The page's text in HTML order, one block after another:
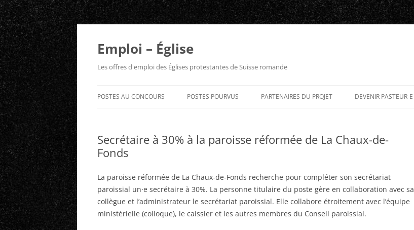
Aller
Emploi – Église
Les offres d'emploi des Églises protestantes de Suisse romande
POSTES AU CONCOURS POSTES POURVUS PARTENAIRES DU PROJET DEVENIR PASTEUR-E
Secrétaire à 30% à la paroisse réformée de La Chaux-de-
Fonds
La paroisse réformée de La Chaux-de-Fonds recherche pour compléter son secrétariat
paroissial un·e secrétaire à 30%. La personne titulaire du poste gère en collaboration avec sa
collègue et l’administrateur le secrétariat paroissial. Elle collabore étroitement avec l’équipe
ministérielle (colloque), le caissier et les autres membres du Conseil paroissial.